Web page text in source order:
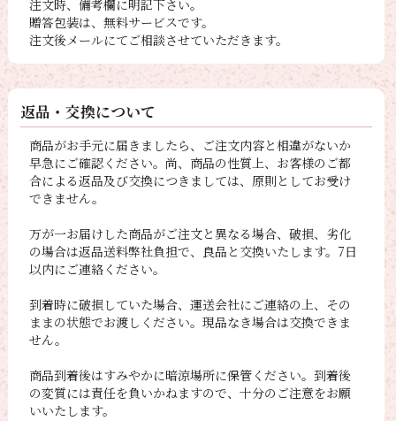
注文時、備考欄に明記下さい。
贈答包装は、無料サービスです。
注文後メールにてご相談させていただきます。
返品・交換について
商品がお手元に届きましたら、ご注文内容と相違がないか
早急にご確認ください。尚、商品の性質上、お客様のご都
合による返品及び交換につきましては、原則としてお受け
できません。
万が一お届けした商品がご注文と異なる場合、破損、劣化
の場合は返品送料弊社負担で、良品と交換いたします。7日
以内にご連絡ください。
到着時に破損していた場合、運送会社にご連絡の上、その
ままの状態でお渡しください。現品なき場合は交換できま
せん。
商品到着後はすみやかに暗涼場所に保管ください。到着後
の変質には責任を負いかねますので、十分のご注意をお願
いいたします。